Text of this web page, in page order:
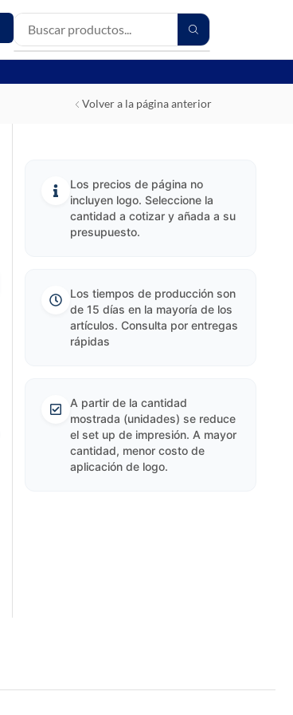
Volver a la página anterior
Los precios de página no
incluyen logo. Seleccione la
cantidad a cotizar y añada a su
presupuesto.
Los tiempos de producción son
de 15 días en la mayoría de los
artículos. Consulta por entregas
rápidas
A partir de la cantidad
mostrada (unidades) se reduce
el set up de impresión. A mayor
cantidad, menor costo de
aplicación de logo.